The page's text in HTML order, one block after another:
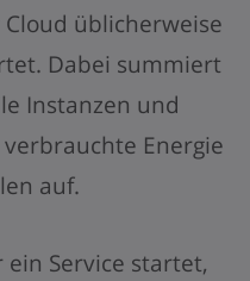
üblicherweise
Dabei summiert
Instanzen und
Energie
auf.
ein Service startet,